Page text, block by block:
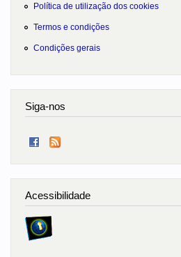
Política de utilização dos cookies
Termos e condições
Condições gerais
Siga-nos
Acessibilidade